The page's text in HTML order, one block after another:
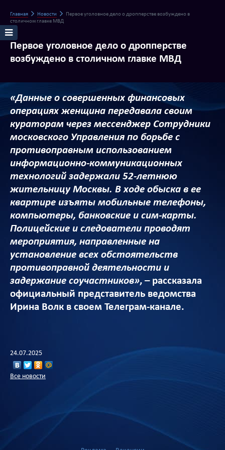
Главная Новости
Первое уголовное дело о дропперстве возбуждено в
столичном главке МВД
Первое уголовное дело о дропперстве
возбуждено в столичном главке МВД
«Данные о совершенных финансовых
операциях женщина передавала своим
кураторам через мессенджер Сотрудники
московского Управления по борьбе с
противоправным использованием
информационно-коммуникационных
технологий задержали 52-летнюю
жительницу Москвы. В ходе обыска в ее
квартире изъяты мобильные телефоны,
компьютеры, банковские и сим-карты.
Полицейские и следователи проводят
мероприятия, направленные на
установление всех обстоятельств
противоправной деятельности и
задержание соучастников», – рассказала
официальный представитель ведомства
Ирина Волк в своем Телеграм-канале.
24.07.2025
Все новости